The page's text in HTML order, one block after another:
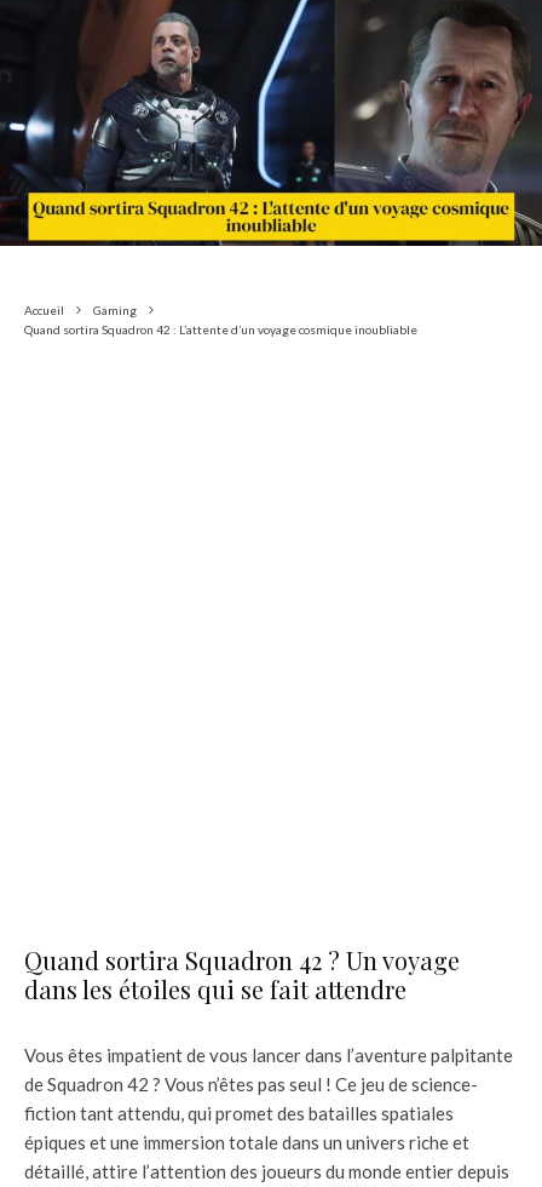
Accueil
Gaming
Quand sortira Squadron 42 : L’attente d’un voyage cosmique inoubliable
Quand sortira Squadron 42 ? Un voyage
dans les étoiles qui se fait attendre
Vous êtes impatient de vous lancer dans l’aventure palpitante
de Squadron 42 ? Vous n’êtes pas seul ! Ce jeu de science-
fiction tant attendu, qui promet des batailles spatiales
épiques et une immersion totale dans un univers riche et
détaillé, attire l’attention des joueurs du monde entier depuis